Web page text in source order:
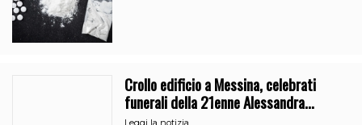
Crollo edificio a Messina, celebrati
funerali della 21enne Alessandra
Frazzica